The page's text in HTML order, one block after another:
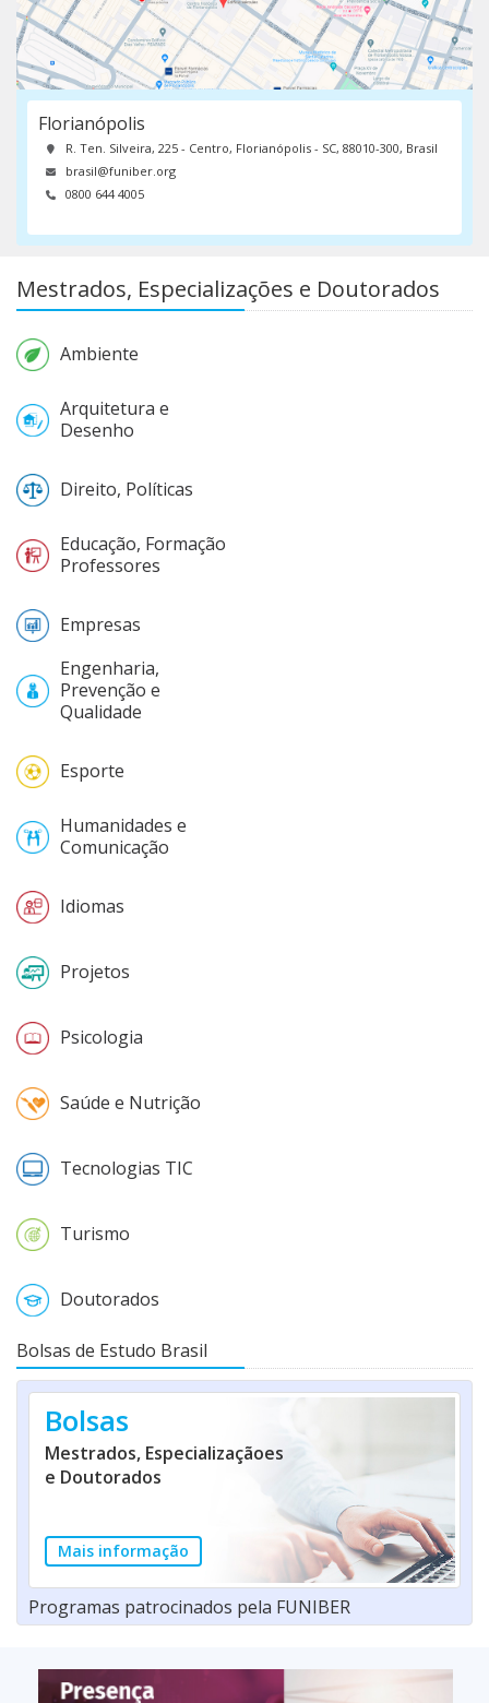
Florianópolis
R. Ten. Silveira, 225 - Centro, Florianópolis - SC, 88010-300, Brasil
brasil@funiber.org
0800 644 4005
Mestrados, Especializações e Doutorados
Ambiente
Arquitetura e
Desenho
Direito, Políticas
Educação, Formação
Professores
Empresas
Engenharia,
Prevenção e
Qualidade
Esporte
Humanidades e
Comunicação
Idiomas
Projetos
Psicologia
Saúde e Nutrição
Tecnologias TIC
Turismo
Doutorados
Bolsas de Estudo Brasil
Bolsas
Mestrados, Especializaçãoes
e Doutorados
Mais informação
Programas patrocinados pela FUNIBER